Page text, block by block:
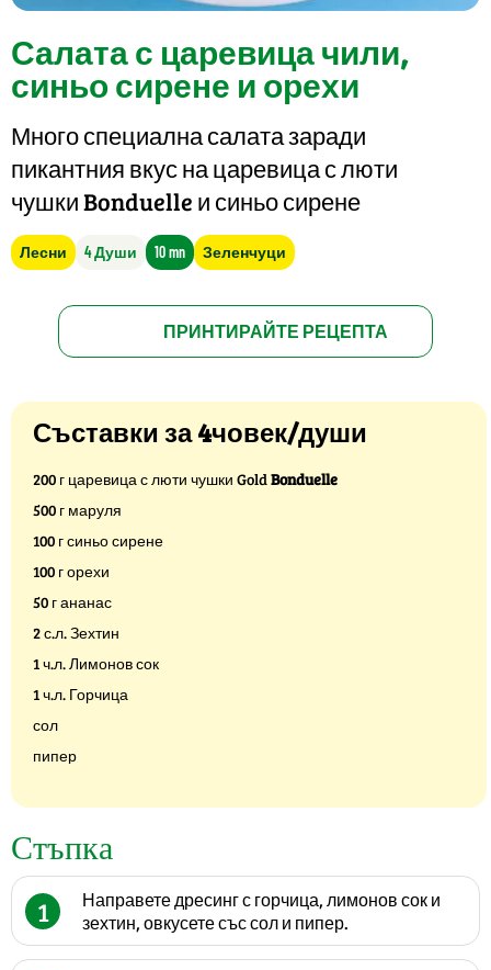
Салата с царевица чили,
синьо сирене и орехи
Много специална салата заради
пикантния вкус на царевица с люти
чушки Bonduelle и синьо сирене
Лесни 4 Души 10 mn Зеленчуци
ПРИНТИРАЙТЕ РЕЦЕПТА
Съставки за 4човек/души
200 г царевица с люти чушки GoldBonduelle
500 г маруля
100 г синьо сирене
100 г орехи
50 г ананас
2 с.л. Зехтин
1 ч.л. Лимонов сок
1 ч.л. Горчица
сол
пипер
Стъпка
1
Направете дресинг с горчица, лимонов сок и
зехтин, овкусете със сол и пипер.